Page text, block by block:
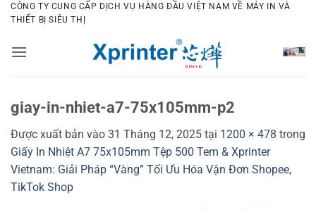
Bỏ
qua
dung
CÔNG TY CUNG CẤP DỊCH VỤ HÀNG ĐẦU VIỆT NAM VỀ MÁY IN VÀ
THIẾT BỊ SIÊU THỊ
giay-in-nhiet-a7-75x105mm-p2
Được xuất bản vào 31 Tháng 12, 2025 tại 1200 × 478 trong
Giấy In Nhiệt A7 75x105mm Tệp 500 Tem & Xprinter
Vietnam: Giải Pháp “Vàng” Tối Ưu Hóa Vận Đơn Shopee,
TikTok Shop